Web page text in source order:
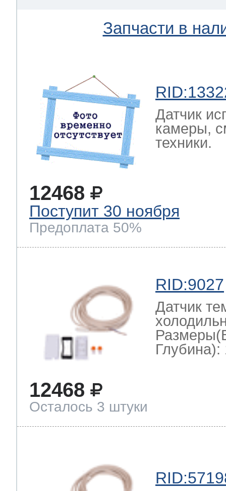
Запчасти в
Датчик
камеры,
техники.
12468
Поступит 30 ноября
Предоплата 50%
RID:9027
Датчик
Глубина):
12468
Осталось 3 штуки